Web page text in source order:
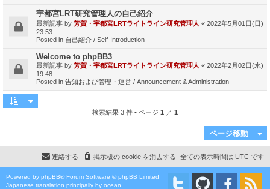
宇都宮LRT研究管理人の自己紹介
最新記事 by 芳賀・宇都宮LRTライトライン研究管理人 « 2022年5月01日(日)
23:53
Posted in 自己紹介 / Self-Introduction
Welcome to phpBB3
最新記事 by 芳賀・宇都宮LRTライトライン研究管理人 « 2022年2月02日(水)
19:48
Posted in 告知および管理・運営 / Announcement & Administration
検索結果 3 件 • ページ 1 ／ 1
ページ移動
全ての表示時間は UTC です
掲示板の cookie を消去する
連絡する
Powered by phpBB® Forum Software © phpBB Limited
Japanese translation principally by ocean